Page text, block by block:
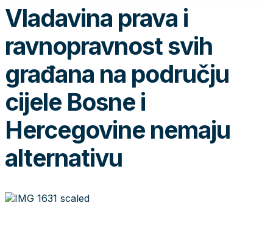
Vladavina prava i
ravnopravnost svih
građana na području
cijele Bosne i
Hercegovine nemaju
alternativu